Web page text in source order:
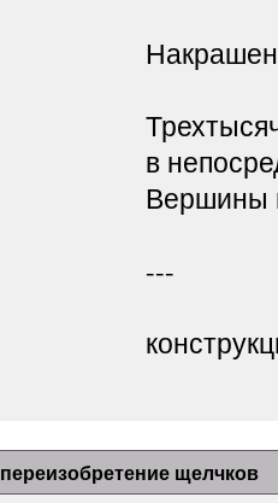
в
Вершины
---
переизобретение щелчков